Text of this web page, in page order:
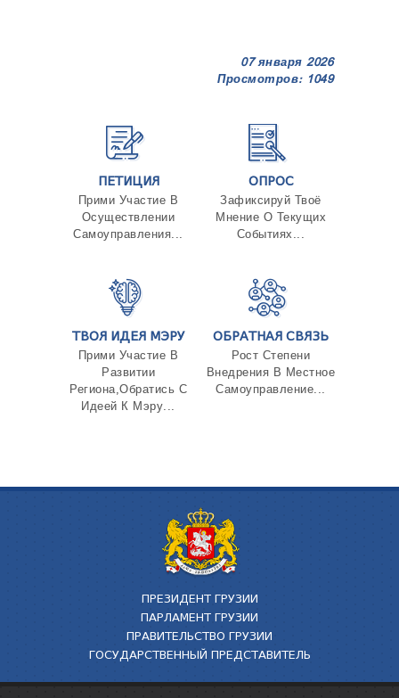
07 января 2026
Просмотров: 1049
ПЕТИЦИЯ
Прими Участие В
Осуществлении
Самоуправления...
ОПРОС
Зафиксируй Твоё
Мнение О Текущих
Событиях...
ТВОЯ ИДЕЯ МЭРУ
Прими Участие В
Развитии
Региона,Обратись С
Идеей К Мэру...
ОБРАТНАЯ СВЯЗЬ
Рост Степени
Внедрения В Местное
Самоуправление...
ПРЕЗИДЕНТ ГРУЗИИ
ПАРЛАМЕНТ ГРУЗИИ
ПРАВИТЕЛЬСТВО ГРУЗИИ
ГОСУДАРСТВЕННЫЙ ПРЕДСТАВИТЕЛЬ